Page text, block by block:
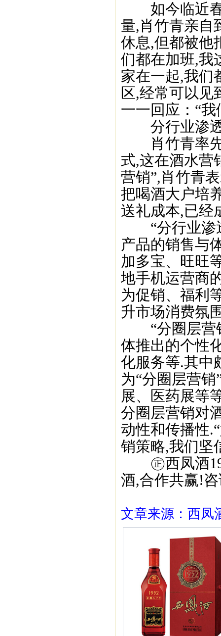
如今临近春
量,肖竹青亲自
休息,但都被他
们都在加班,我
家在一起,我们
区,经常可以
一一回应：“
分行业渗透
肖竹青率先
式,这在酒水营
营销”,肖竹青
把喝酒大户培
送礼成本,已经
“分行业渗透
产品的销售与
加多宝、旺旺
地手机运营商
为促销、福利
升市场消费氛
“分圈层营销
体推出的个性
化服务等.其中
为“分圈层营
展、医药展等
分圈层营销对
动性和传播性
销策略,我们坚
㊣西凤酒
酒,合作共赢!咨
文章来源：西凤